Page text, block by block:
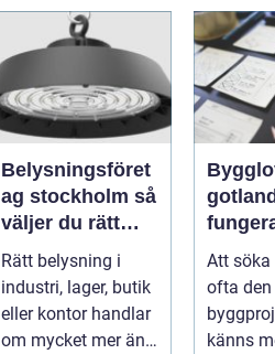
Belysningsföret
ag stockholm så
väljer du rätt
partner för
professionell
ljussättning
Rätt belysning i
industri, lager, butik
eller kontor handlar
om mycket mer än
gotland
idé till
beslut
Att
ofta
känns